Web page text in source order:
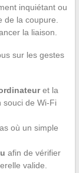
inquiétant ou
de la coupure.
la liaison.
sur les gestes
et la
souci de Wi-Fi
où un simple
afin de vérifier
valide.